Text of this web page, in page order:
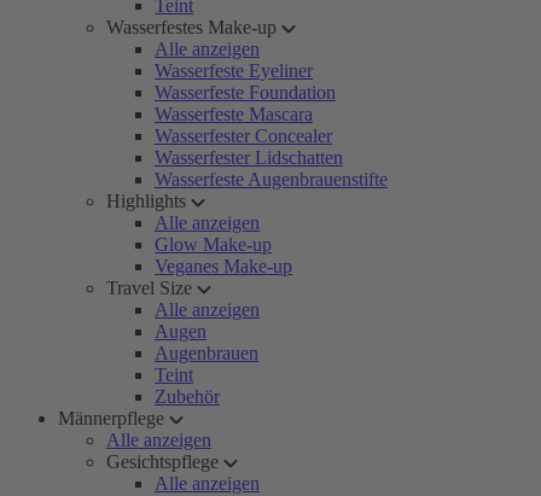
Teint
Wasserfestes Make-up
Alle anzeigen
Wasserfeste Eyeliner
Wasserfeste Foundation
Wasserfeste Mascara
Wasserfester Concealer
Wasserfester Lidschatten
Wasserfeste Augenbrauenstifte
Highlights
Alle anzeigen
Glow Make-up
Veganes Make-up
Travel Size
Alle anzeigen
Augen
Augenbrauen
Teint
Zubehör
Männerpflege
Alle anzeigen
Gesichtspflege
Alle anzeigen